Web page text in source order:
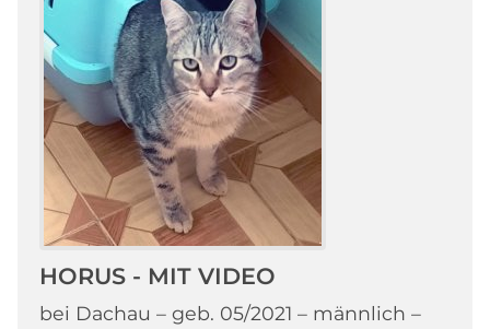
HORUS - MIT VIDEO
bei Dachau – geb. 05/2021 – männlich –